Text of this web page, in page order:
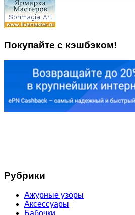
Покупайте с кэшбэком!
Рубрики
Ажурные узоры
Аксессуары
Бабочки